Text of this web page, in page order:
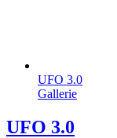
UFO 3.0
Gallerie
UFO 3.0